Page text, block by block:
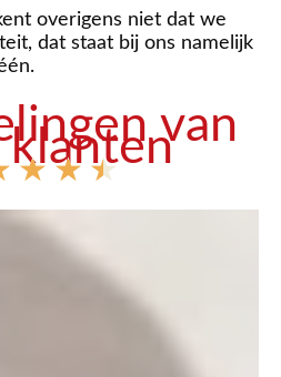
overigens niet dat we
dat staat bij ons namelijk
van
klanten
★ ★ ★